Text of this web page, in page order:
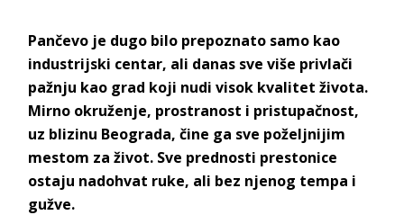
Pančevo je dugo bilo prepoznato samo kao
industrijski centar, ali danas sve više privlači
pažnju kao grad koji nudi visok kvalitet života.
Mirno okruženje, prostranost i pristupačnost,
uz blizinu Beograda, čine ga sve poželjnijim
mestom za život. Sve prednosti prestonice
ostaju nadohvat ruke, ali bez njenog tempa i
gužve.